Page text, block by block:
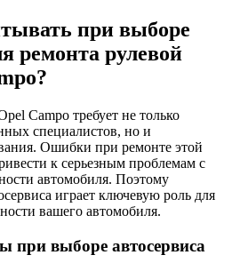
при выборе
ремонта рулевой
Campo требует не только
специалистов, но и
Ошибки при ремонте этой
к серьезным проблемам с
автомобиля. Поэтому
играет ключевую роль для
вашего автомобиля.
при выборе автосервиса